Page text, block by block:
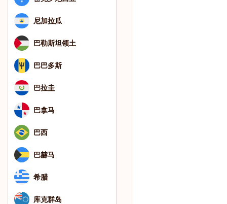
尼加拉瓜
巴勒斯坦领土
巴巴多斯
巴拉圭
巴拿马
巴西
巴赫马
希腊
库克群岛